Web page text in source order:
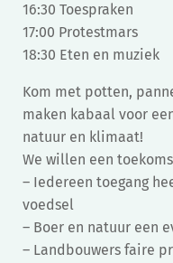
16:30 Toespraken
17:00 Protestmars
18:30 Eten en muziek
Kom met potten,
maken kabaal voor
natuur en klimaat!
We willen een
– Iedereen toegang
voedsel
– Boer en natuur een
– Landbouwers faire